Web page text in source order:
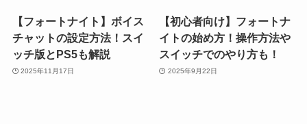
【フォートナイト】ボイス
チャットの設定方法！スイ
ッチ版とPS5も解説
2025年11月17日
【初心者向け】フォートナ
イトの始め方！操作方法や
スイッチでのやり方も！
2025年9月22日